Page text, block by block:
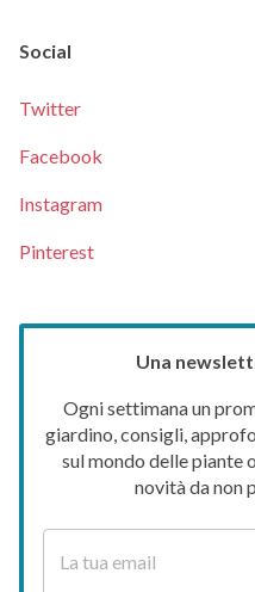
Social
Twitter
Facebook
Instagram
Pinterest
Una
Ogni settimana un
giardino, consigli,
sul mondo delle piante
novità da non